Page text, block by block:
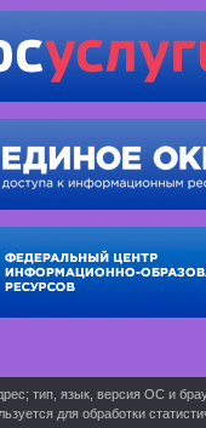
тип, язык, версия ОС и
для обработки